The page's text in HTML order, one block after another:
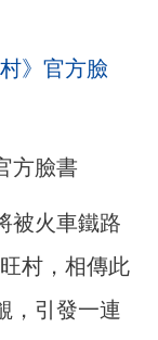
方臉書
被火車鐵路
村，相傳此
，引發一連